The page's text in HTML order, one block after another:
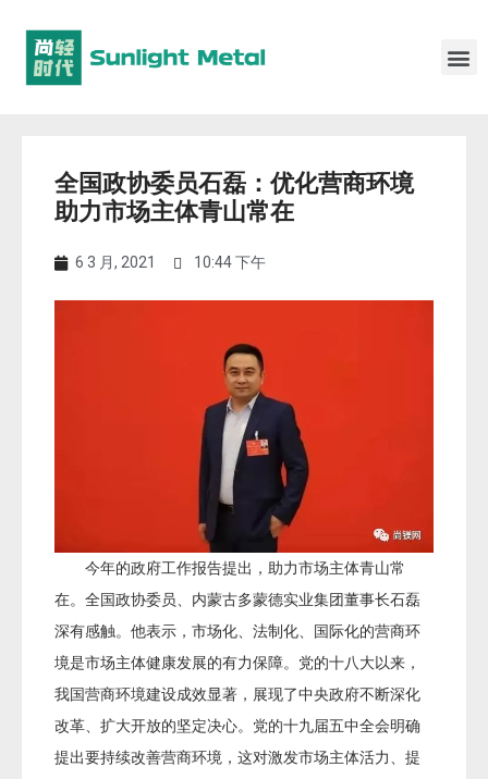
全国政协委员石磊：优化营商环境
助力市场主体青山常在
6 3 月, 2021 10:44 下午
今年的政府工作报告提出，助力市场主体青山常
在。全国政协委员、内蒙古多蒙德实业集团董事长石磊
深有感触。他表示，市场化、法制化、国际化的营商环
境是市场主体健康发展的有力保障。党的十八大以来，
我国营商环境建设成效显著，展现了中央政府不断深化
改革、扩大开放的坚定决心。党的十九届五中全会明确
提出要持续改善营商环境，这对激发市场主体活力、提